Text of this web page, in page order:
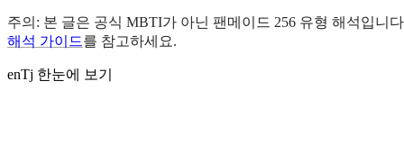
주의: 본 글은 공식 MBTI가 아닌 팬메이드 256 유형 해석입니
해석 가이드를 참고하세요.
enTj 한눈에 보기